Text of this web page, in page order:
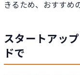
きるため、おすすめ
スタートアッ
ドで